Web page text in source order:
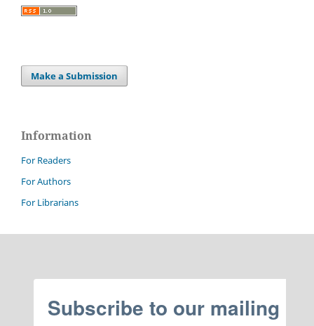
Make a Submission
Information
For Readers
For Authors
For Librarians